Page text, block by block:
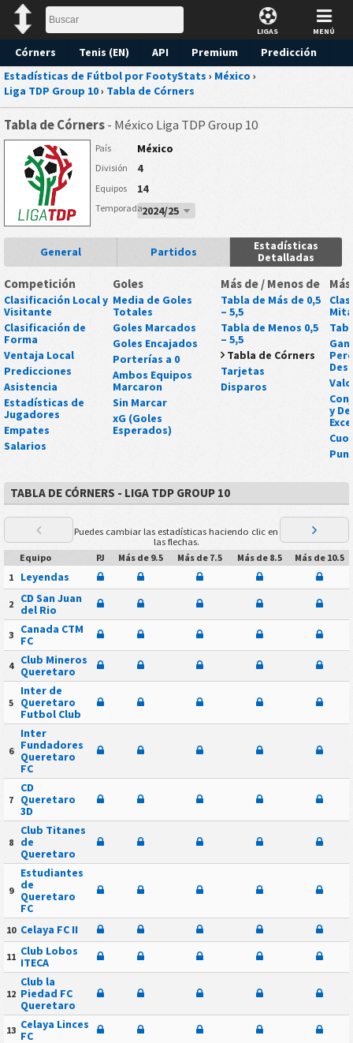
LIGAS MENÚ
Córners Tenis (EN) API Premium
Predicción
Estadísticas de Fútbol por FootyStats › México ›
Liga TDP Group 10› Tabla de Córners
Tabla de Córners- México Liga TDP Group 10
País México
División 4
Equipos 14
Temporada2024/25
General Partidos
Estadísticas
Detalladas
Competición
Clasificación Local y
Visitante
Clasificación de
Forma
Ventaja Local
Predicciones
Asistencia
Estadísticas de
Jugadores
Empates
Salarios
Goles
Media de Goles
Totales
Goles Marcados
Goles Encajados
Porterías a 0
Ambos Equipos
Marcaron
Sin Marcar
xG (Goles
Esperados)
Más de / Menos de
Tabla de Más de 0,5
– 5,5
Tabla de Menos 0,5
– 5,5
Tabla de Córners
Tarjetas
Disparos
Más
y
TABLA DE CÓRNERS - LIGA TDP GROUP 10
Puedes cambiar las estadísticas haciendo clic en
las flechas.
Equipo
PJ Más de 9.5 Más de 7.5 Más de 8.5
Más de 10.5
1
Leyendas
2
CD San Juan
del Rio
3
Canada CTM
FC
4
Club Mineros
Queretaro
5
Inter de
Queretaro
Futbol Club
6
Inter
Fundadores
Queretaro
FC
7
CD
Queretaro
3D
8
Club Titanes
de
Queretaro
9
Estudiantes
de
Queretaro
FC
10 Celaya FC II
11 Club Lobos
ITECA
12
Club la
Piedad FC
Queretaro
13 Celaya Linces
FC